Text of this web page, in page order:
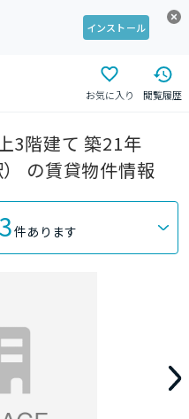
インストール
お気に入り 閲覧履歴
3階建て 築21年
の賃貸物件情報
件あります